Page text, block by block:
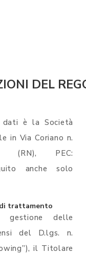
DEL
è la Società
in Via Coriano n.
(RN), PEC:
anche solo
trattamento
gestione delle
del D.lgs. n.
il Titolare